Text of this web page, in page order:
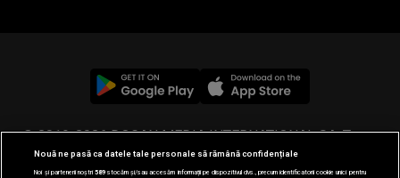
© 2019-2026 DOGAN MEDIA INTERNATIONAL SA, Toate
drepturile rezervate.
Nouă ne pasă ca datele tale personale să rămână confidențiale
Noi și partenerii noștri589stocăm și/sau accesăm informații pe dispozitivul dvs., precum identificatorii cookie unici pentru